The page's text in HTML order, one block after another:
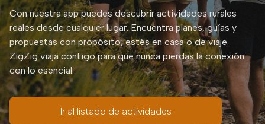
Con nuestra app puedes descubrir actividades rurales
reales desde cualquier lugar. Encuentra planes, guías y
propuestas con propósito, estés en casa o de viaje.
ZigZig viaja contigo para que nunca pierdas la conexión
con lo esencial.
Ir al listado de actividades